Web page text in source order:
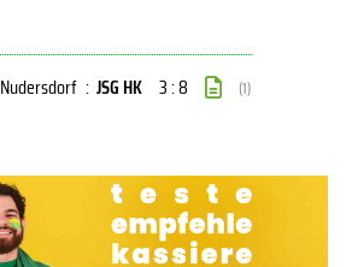
Nudersdorf : JSG HK 3 : 8 (1)